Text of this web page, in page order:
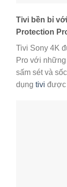
Tivi bền bỉ
Protection
Tivi Sony 4K
Pro với
sấm sét và
dụng tivi được